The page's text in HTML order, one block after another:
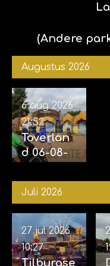
Sophie)
(Andere
Augustus 2026
Toverlan
d 06-08-
6 aug 2026
21:52
Juli 2026
Tilburgse
27 jul 2026
10:27